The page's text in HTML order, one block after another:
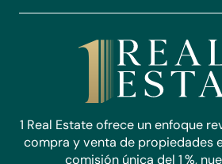
1 Real Estate ofrece un enfoque
compra y venta de propiedades
comisión única del 1 %,